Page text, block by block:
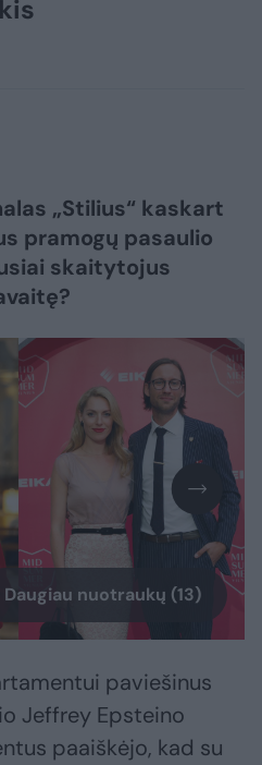
„Stilius“ kaskart
pramogų pasaulio
skaitytojus
Daugiau nuotraukų (13)
paviešinus
Jeffrey Epsteino
paaiškėjo, kad su